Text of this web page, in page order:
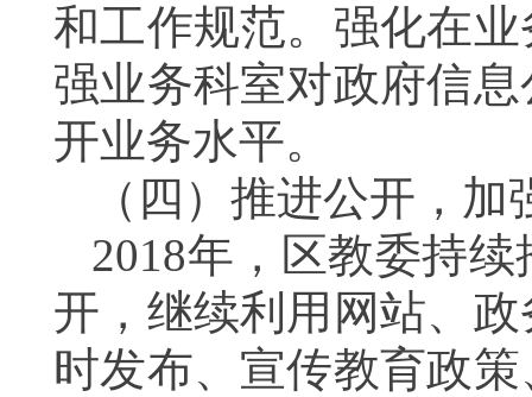
和工作规范。强化在
强业务科室对政府信
开业务水平。
（四）推进公开，加
2018年，区教委持
开，继续利用网站、
时发布、宣传教育政